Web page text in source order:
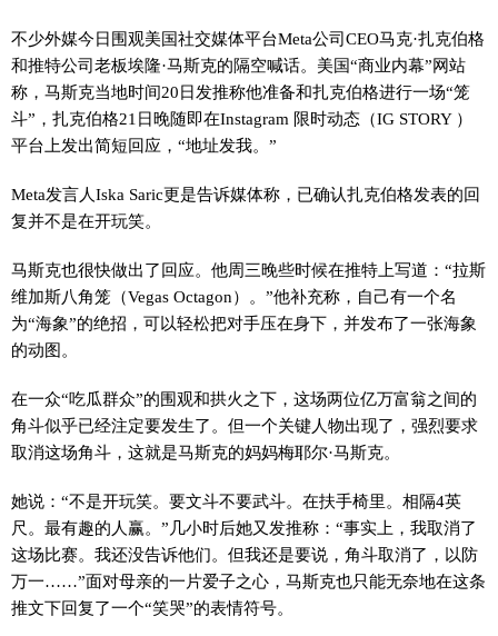
不少外媒今日围观美国社交媒体平台Meta公司CEO马克·扎克伯格
和推特公司老板埃隆·马斯克的隔空喊话。美国“商业内幕”网站
称，马斯克当地时间20日发推称他准备和扎克伯格进行一场“笼
斗”，扎克伯格21日晚随即在Instagram 限时动态（IG STORY ）
平台上发出简短回应，“地址发我。”
Meta发言人Iska Saric更是告诉媒体称，已确认扎克伯格发表的回
复并不是在开玩笑。
马斯克也很快做出了回应。他周三晚些时候在推特上写道：“拉斯
维加斯八角笼（Vegas Octagon）。”他补充称，自己有一个名
为“海象”的绝招，可以轻松把对手压在身下，并发布了一张海象
的动图。
在一众“吃瓜群众”的围观和拱火之下，这场两位亿万富翁之间的
角斗似乎已经注定要发生了。但一个关键人物出现了，强烈要求
取消这场角斗，这就是马斯克的妈妈梅耶尔·马斯克。
她说：“不是开玩笑。要文斗不要武斗。在扶手椅里。相隔4英
尺。最有趣的人赢。”几小时后她又发推称：“事实上，我取消了
这场比赛。我还没告诉他们。但我还是要说，角斗取消了，以防
万一……”面对母亲的一片爱子之心，马斯克也只能无奈地在这条
推文下回复了一个“笑哭”的表情符号。